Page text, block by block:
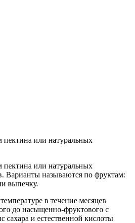
пектина или натуральных
пектина или натуральных
Варианты называются по фруктам:
выпечку.
в течение месяцев
до насыщенно-фруктового с
и естественной кислоты